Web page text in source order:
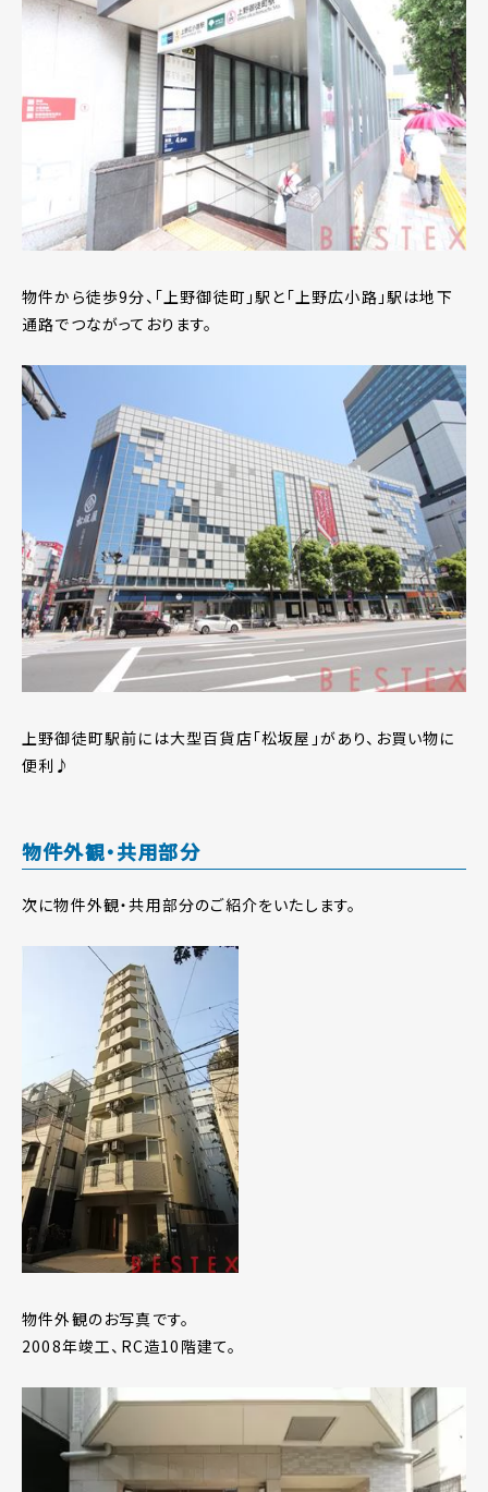
物件から徒歩9分、「上野御徒町」駅と「上野広小路」駅は地下
通路でつながっております。
上野御徒町駅前には大型百貨店「松坂屋」があり、お買い物に
便利♪
物件外観・共用部分
次に物件外観・共用部分のご紹介をいたします。
物件外観のお写真です。
2008年竣工、RC造10階建て。